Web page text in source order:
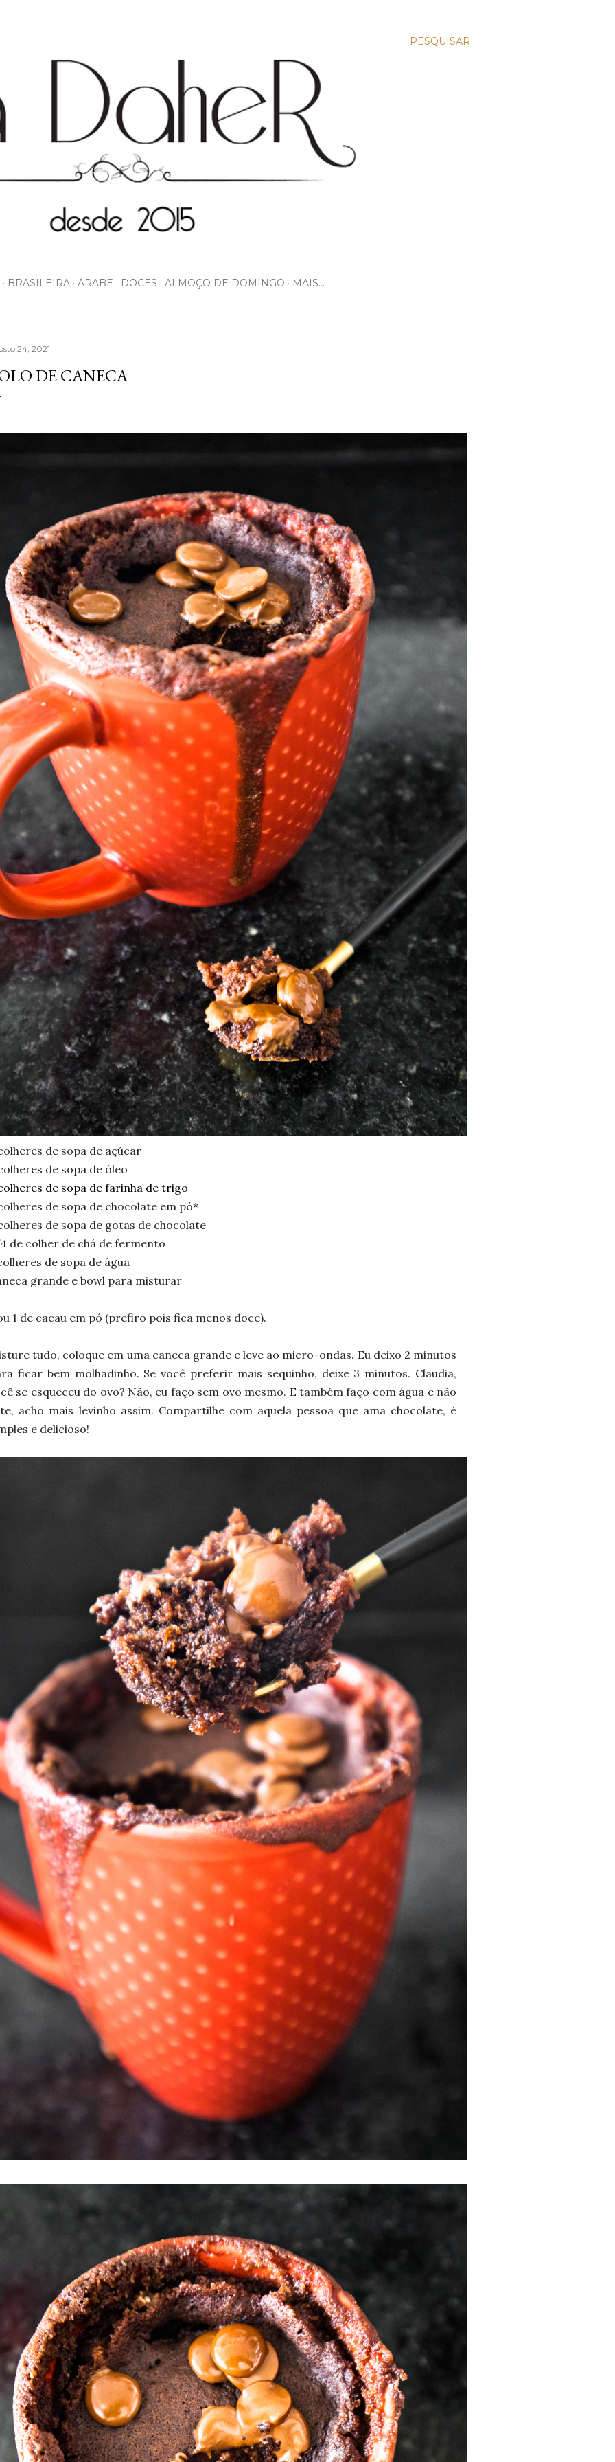
PESQUISAR
BRASILEIRA ÁRABE DOCES ALMOÇO DE DOMINGO MAIS…
24, 2021
DE CANECA
de sopa de açúcar
de sopa de óleo
de sopa de farinha de trigo
de sopa de chocolate em pó*
de sopa de gotas de chocolate
de colher de chá de fermento
de sopa de água
grande e bowl para misturar
1 de cacau em pó (prefiro pois fica menos doce).
tudo, coloque em uma caneca grande e leve ao micro-ondas. Eu deixo 2 minutos
ficar bem molhadinho. Se você preferir mais sequinho, deixe 3 minutos. Claudia,
se esqueceu do ovo? Não, eu faço sem ovo mesmo. E também faço com água e não
acho mais levinho assim. Compartilhe com aquela pessoa que ama chocolate, é
e delicioso!